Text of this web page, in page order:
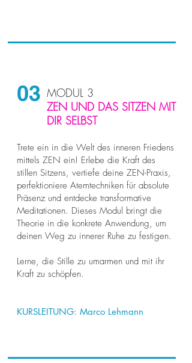
03 MODUL 3
ZEN UND DAS SITZEN MIT
DIR SELBST
Trete ein in die Welt des inneren Friedens
mittels ZEN ein! Erlebe die Kraft des
stillen Sitzens, vertiefe deine ZEN-Praxis,
perfektioniere Atemtechniken für absolute
Präsenz und entdecke transformative
Meditationen. Dieses Modul bringt die
Theorie in die konkrete Anwendung, um
deinen Weg zu innerer Ruhe zu festigen.
Lerne, die Stille zu umarmen und mit ihr
Kraft zu schöpfen.
KURSLEITUNG: Marco Lehmann